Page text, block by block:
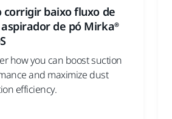
corrigir baixo fluxo de
de pó Mirka®
how you can boost suction
and maximize dust
efficiency.